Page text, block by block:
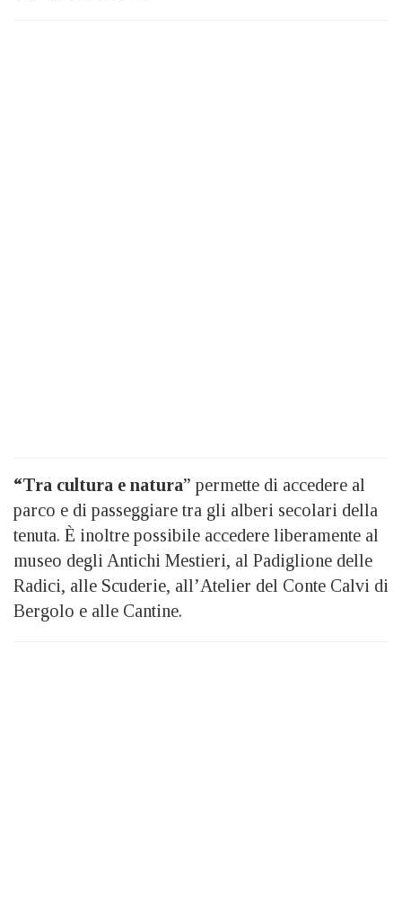
“Tra cultura e natura” permette di accedere al
parco e di passeggiare tra gli alberi secolari della
tenuta. È inoltre possibile accedere liberamente al
museo degli Antichi Mestieri, al Padiglione delle
Radici, alle Scuderie, all’Atelier del Conte Calvi di
Bergolo e alle Cantine.